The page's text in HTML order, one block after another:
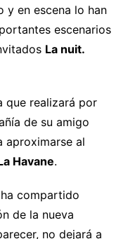
y en escena lo han
escenarios
La nuit.
que realizará por
de su amigo
aproximarse al
Havane.
compartido
de la nueva
no dejará a